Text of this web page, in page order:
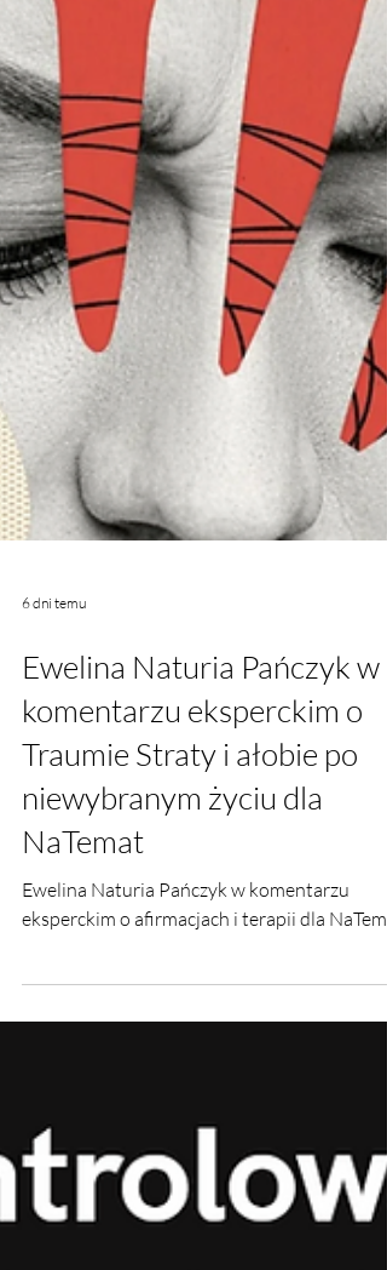
Ewelina Naturia Pańczyk w
komentarzu eksperckim o
Traumie Straty i ałobie po
niewybranym życiu dla
NaTemat